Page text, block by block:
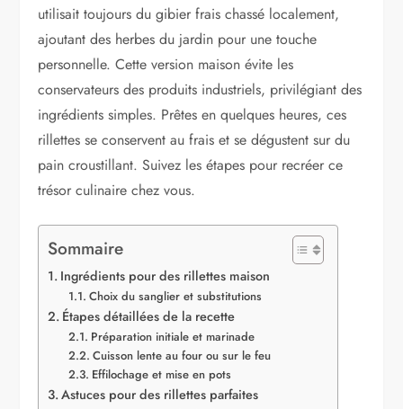
utilisait toujours du gibier frais chassé localement,
ajoutant des herbes du jardin pour une touche
personnelle. Cette version maison évite les
conservateurs des produits industriels, privilégiant des
ingrédients simples. Prêtes en quelques heures, ces
rillettes se conservent au frais et se dégustent sur du
pain croustillant. Suivez les étapes pour recréer ce
trésor culinaire chez vous.
Sommaire
Ingrédients pour des rillettes maison
Choix du sanglier et substitutions
Étapes détaillées de la recette
Préparation initiale et marinade
Cuisson lente au four ou sur le feu
Effilochage et mise en pots
Astuces pour des rillettes parfaites